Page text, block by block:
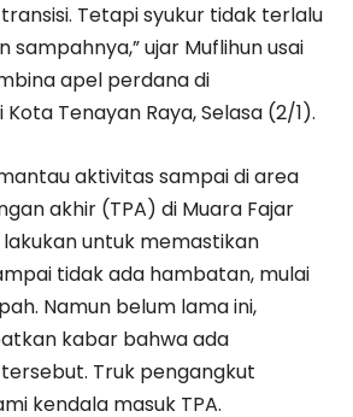
Tetapi syukur tidak terlalu
sampahnya,” ujar Muflihun usai
apel perdana di
Tenayan Raya, Selasa (2/1).
aktivitas sampai di area
akhir (TPA) di Muara Fajar
lakukan untuk memastikan
tidak ada hambatan, mulai
Namun belum lama ini,
kabar bahwa ada
Truk pengangkut
kendala masuk TPA.